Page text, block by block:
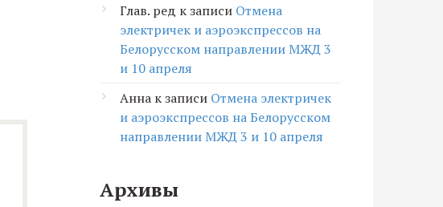
Глав. ред к записи Отмена
электричек и аэроэкспрессов на
Белорусском направлении МЖД 3
и 10 апреля
Анна к записи Отмена электричек
и аэроэкспрессов на Белорусском
направлении МЖД 3 и 10 апреля
Архивы